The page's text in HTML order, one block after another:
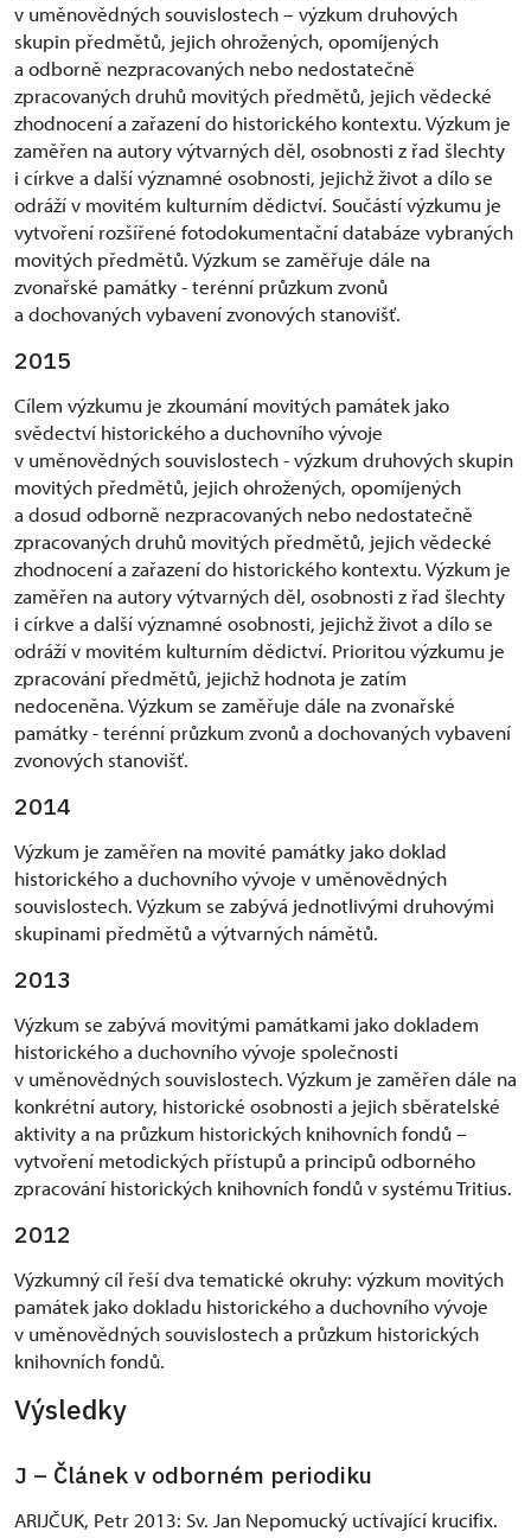
v uměnovědných souvislostech – výzkum druhových
skupin předmětů, jejich ohrožených, opomíjených
a odborně nezpracovaných nebo nedostatečně
zpracovaných druhů movitých předmětů, jejich vědecké
zhodnocení a zařazení do historického kontextu. Výzkum je
zaměřen na autory výtvarných děl, osobnosti z řad šlechty
i církve a další významné osobnosti, jejichž život a dílo se
odráží v movitém kulturním dědictví. Součástí výzkumu je
vytvoření rozšířené fotodokumentační databáze vybraných
movitých předmětů. Výzkum se zaměřuje dále na
zvonařské památky - terénní průzkum zvonů
a dochovaných vybavení zvonových stanovišť.
2015
Cílem výzkumu je zkoumání movitých památek jako
svědectví historického a duchovního vývoje
v uměnovědných souvislostech - výzkum druhových skupin
movitých předmětů, jejich ohrožených, opomíjených
a dosud odborně nezpracovaných nebo nedostatečně
zpracovaných druhů movitých předmětů, jejich vědecké
zhodnocení a zařazení do historického kontextu. Výzkum je
zaměřen na autory výtvarných děl, osobnosti z řad šlechty
i církve a další významné osobnosti, jejichž život a dílo se
odráží v movitém kulturním dědictví. Prioritou výzkumu je
zpracování předmětů, jejichž hodnota je zatím
nedoceněna. Výzkum se zaměřuje dále na zvonařské
památky - terénní průzkum zvonů a dochovaných vybavení
zvonových stanovišť.
2014
Výzkum je zaměřen na movité památky jako doklad
historického a duchovního vývoje v uměnovědných
souvislostech. Výzkum se zabývá jednotlivými druhovými
skupinami předmětů a výtvarných námětů.
2013
Výzkum se zabývá movitými památkami jako dokladem
historického a duchovního vývoje společnosti
v uměnovědných souvislostech. Výzkum je zaměřen dále na
konkrétní autory, historické osobnosti a jejich sběratelské
aktivity a na průzkum historických knihovních fondů –
vytvoření metodických přístupů a principů odborného
zpracování historických knihovních fondů v systému Tritius.
2012
Výzkumný cíl řeší dva tematické okruhy: výzkum movitých
památek jako dokladu historického a duchovního vývoje
v uměnovědných souvislostech a průzkum historických
knihovních fondů.
Výsledky
J – Článek v odborném periodiku
ARIJČUK, Petr 2013: Sv. Jan Nepomucký uctívající krucifix.